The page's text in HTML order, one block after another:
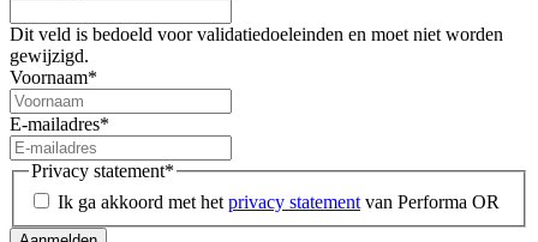
Dit veld is bedoeld voor validatiedoeleinden en moet niet worden
gewijzigd.
Voornaam*
E-mailadres*
Privacy statement*
Ik ga akkoord met het privacy statement van Performa OR